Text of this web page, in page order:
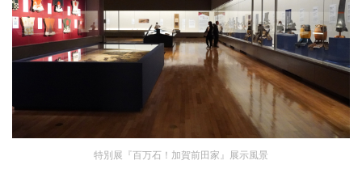
特別展『百万石！加賀前田家』展示風景